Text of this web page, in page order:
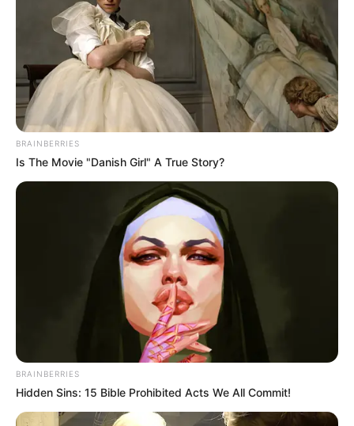
BRAINBERRIES
Is The Movie "Danish Girl" A True Story?
BRAINBERRIES
Hidden Sins: 15 Bible Prohibited Acts We All Commit!